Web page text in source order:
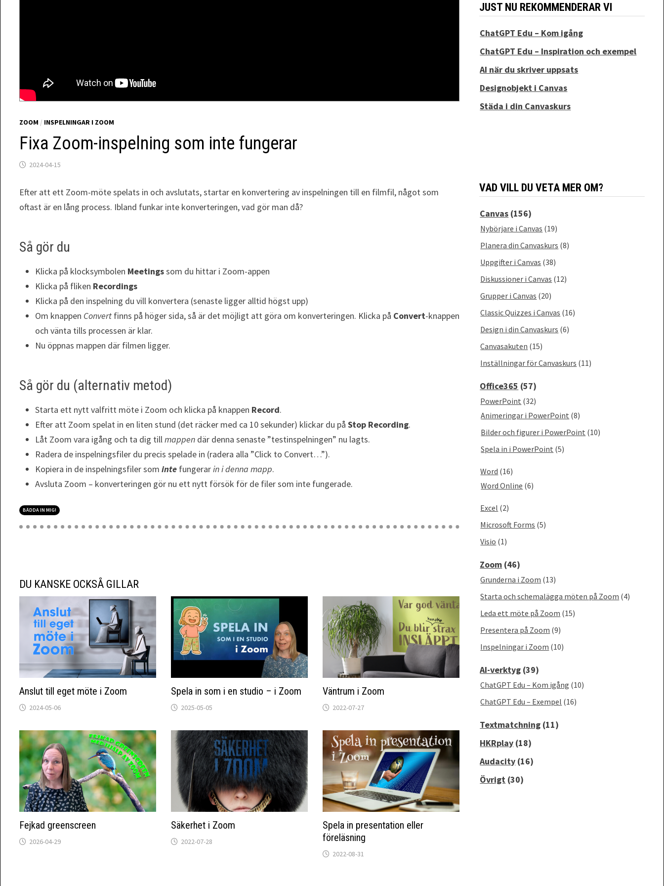
ZOOM / INSPELNINGAR I ZOOM
Fixa Zoom-inspelning som inte fungerar
2024-04-15
Efter att ett Zoom-möte spelats in och avslutats, startar en konvertering av inspelningen till en filmfil, något som
oftast är en lång process. Ibland funkar inte konverteringen, vad gör man då?
Så gör du
Klicka på klocksymbolen Meetingssom du hittar i Zoom-appen
Klicka på fliken Recordings
Klicka på den inspelning du vill konvertera (senaste ligger alltid högst upp)
Om knappen Convert finns på höger sida, så är det möjligt att göra om konverteringen. Klicka på Convert-knappen
och vänta tills processen är klar.
Nu öppnas mappen där filmen ligger.
Så gör du (alternativ metod)
Starta ett nytt valfritt möte i Zoom och klicka på knappen Record.
Efter att Zoom spelat in en liten stund (det räcker med ca 10 sekunder) klickar du påStop Recording.
Låt Zoom vara igång och ta dig tillmappen där denna senaste ”testinspelningen” nu lagts.
Radera de inspelningsfiler du precis spelade in (radera alla ”Click to Convert…”).
Kopiera in de inspelningsfiler sominte fungerarin i denna mapp.
Avsluta Zoom – konverteringen gör nu ett nytt försök för de filer som inte fungerade.
BÄDDA IN MIG!
DU KANSKE OCKSÅ GILLAR
Anslut till eget möte i Zoom
2024-05-06
Spela in som i en studio – i Zoom
2025-05-05
Väntrum i Zoom
2022-07-27
Fejkad greenscreen
2026-04-29
Säkerhet i Zoom
2022-07-28
Spela in presentation eller
föreläsning
2022-08-31
JUST NU REKOMMENDERAR VI
ChatGPT Edu – Kom igång
ChatGPT Edu – Inspiration och exempel
AI när du skriver uppsats
Designobjekt i Canvas
Städa i din Canvaskurs
VAD VILL DU VETA MER OM?
Canvas (156)
Nybörjare i Canvas (19)
Planera din Canvaskurs (8)
Uppgifter i Canvas (38)
Diskussioner i Canvas (12)
Grupper i Canvas (20)
Classic Quizzes i Canvas (16)
Design i din Canvaskurs (6)
Canvasakuten (15)
Inställningar för Canvaskurs (11)
Office365 (57)
PowerPoint (32)
Animeringar i PowerPoint (8)
Bilder och figurer i PowerPoint (10)
Spela in i PowerPoint (5)
Word (16)
Word Online (6)
Excel (2)
Microsoft Forms (5)
Visio (1)
Zoom (46)
Grunderna i Zoom (13)
Starta och schemalägga möten på Zoom (4)
Leda ett möte på Zoom (15)
Presentera på Zoom (9)
Inspelningar i Zoom (10)
AI-verktyg (39)
ChatGPT Edu – Kom igång (10)
ChatGPT Edu – Exempel (16)
Textmatchning (11)
HKRplay (18)
Audacity (16)
Övrigt (30)